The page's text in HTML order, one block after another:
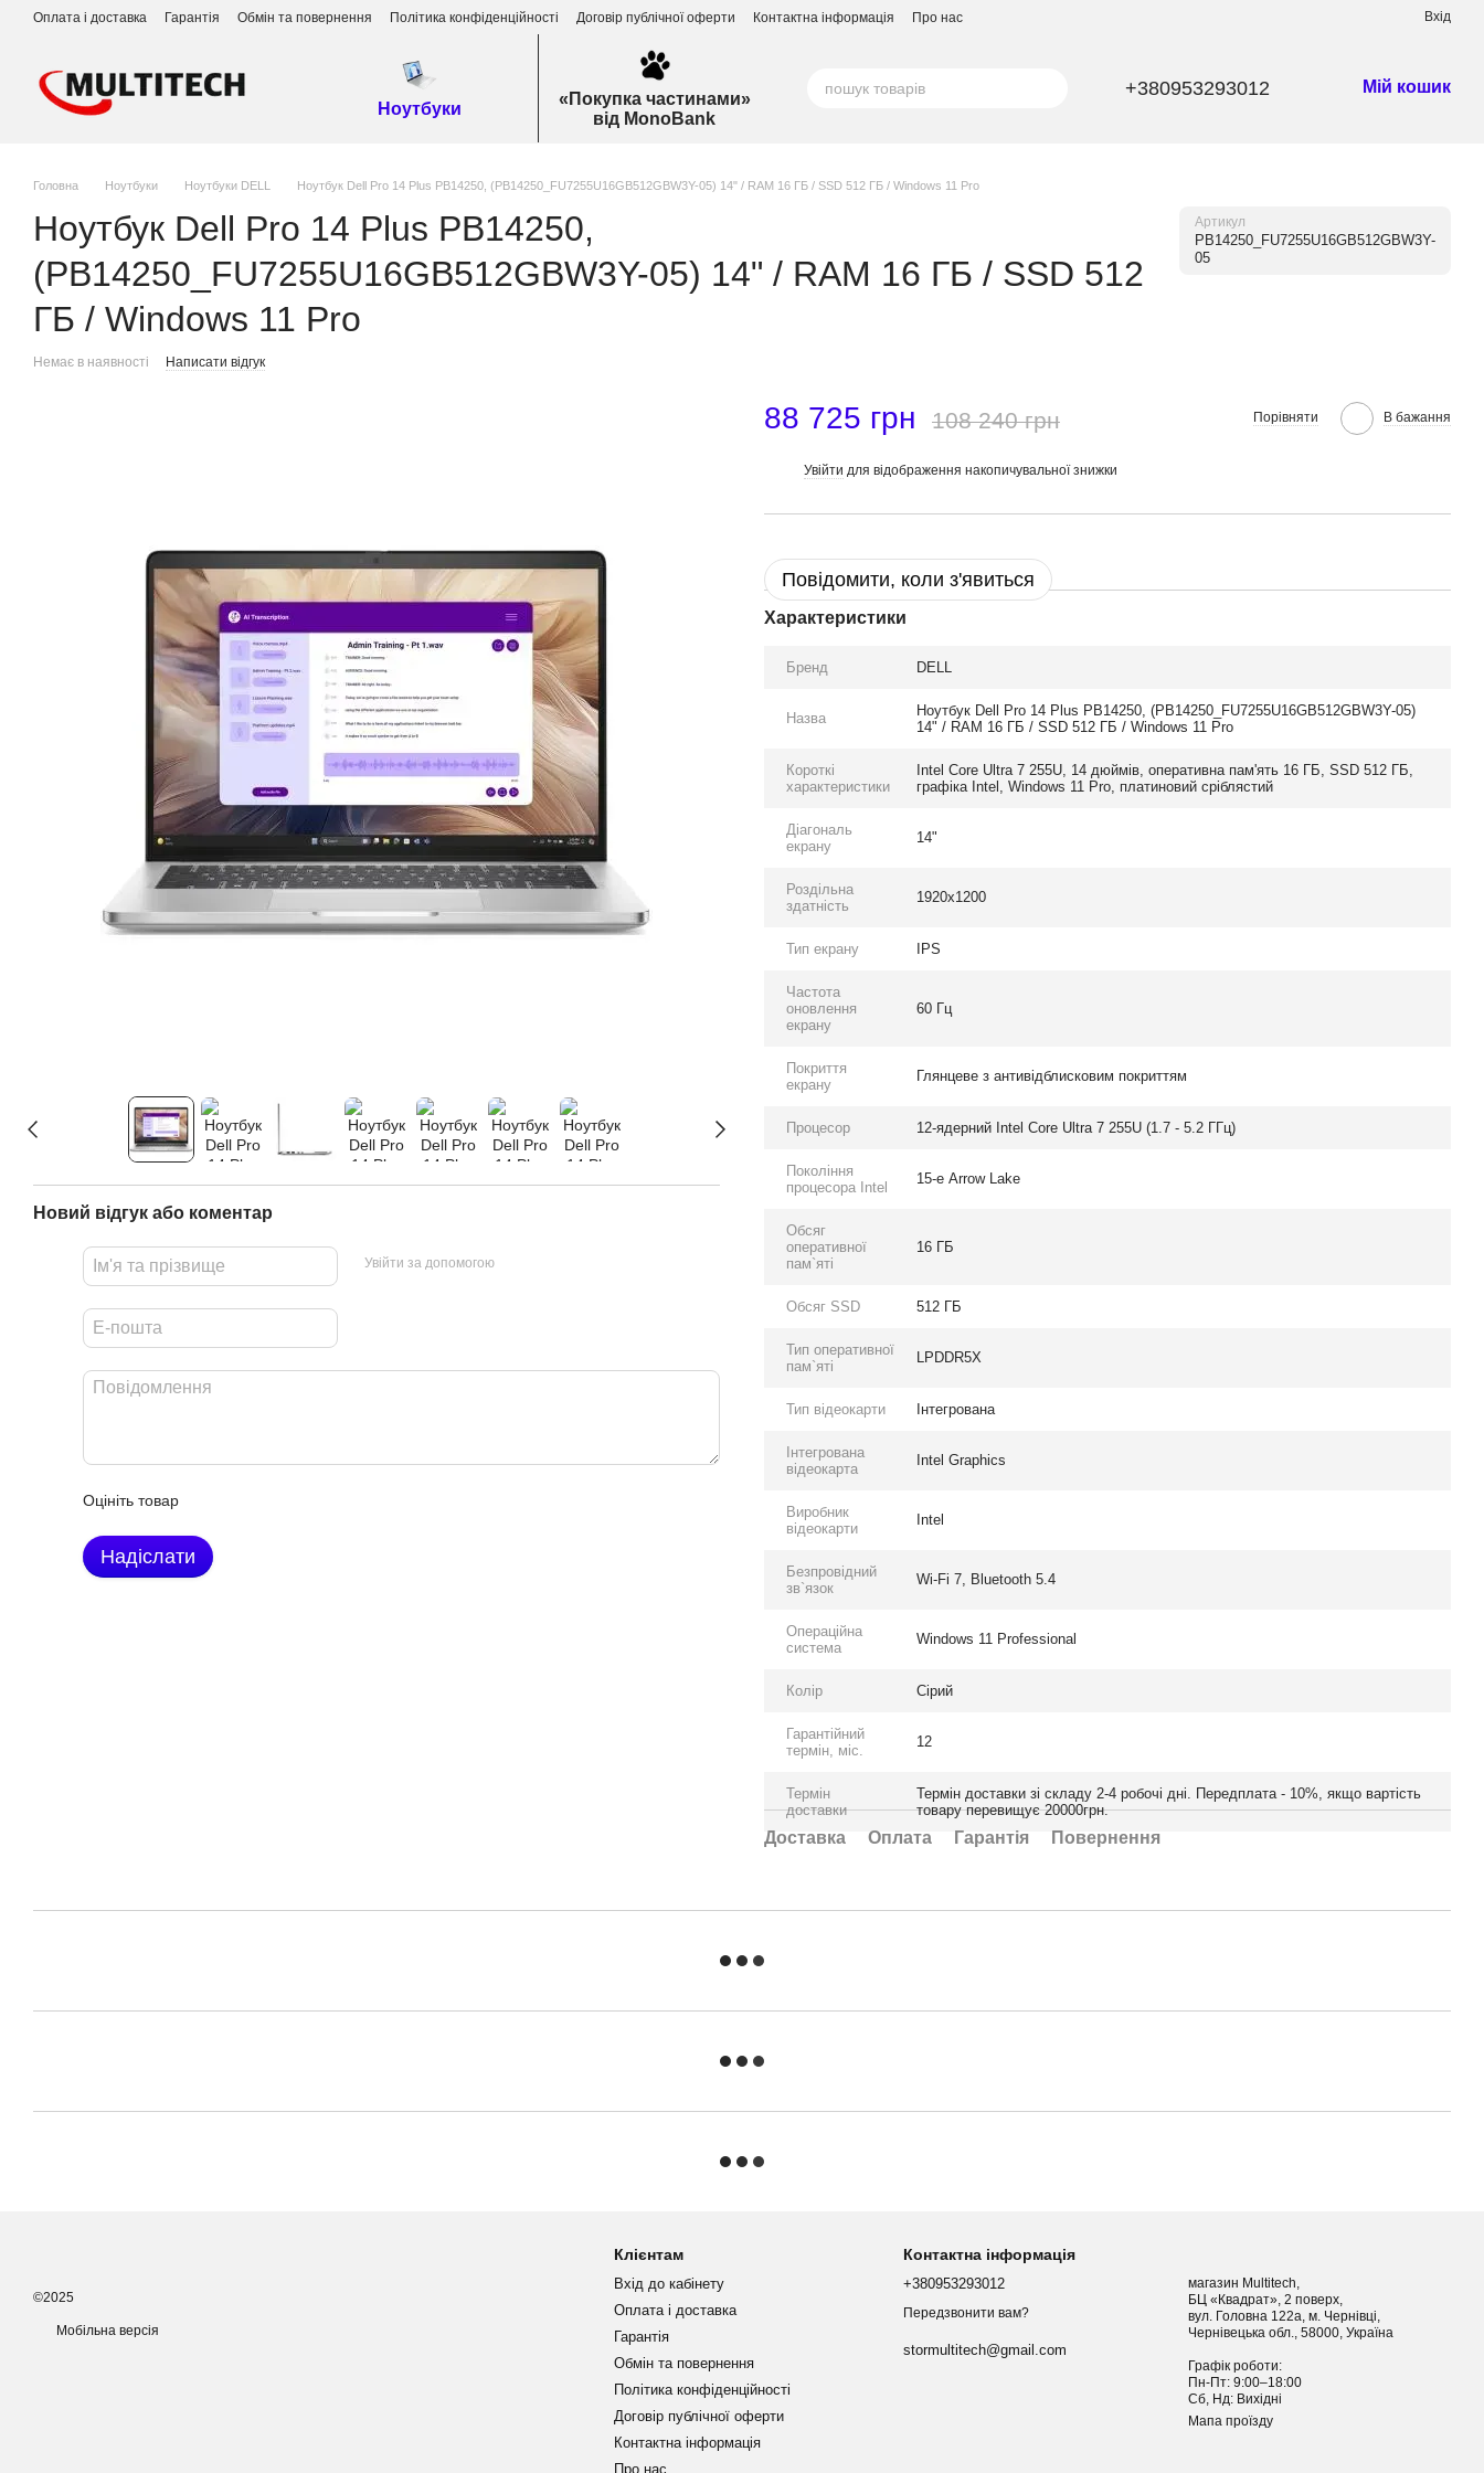
Перейти до основного контенту
Оплата і доставка Гарантія Обмін та повернення Політика конфіденційності Договір публічної оферти Контактна інформація Про нас Вхід
Ноутбуки
«Покупка частинами»
від MonoBank
+380953293012 Мій кошик
Головна Ноутбуки Ноутбуки DELL Ноутбук Dell Pro 14 Plus PB14250, (PB14250_FU7255U16GB512GBW3Y-05) 14" / RAM 16 ГБ / SSD 512 ГБ / Windows 11 Pro
Ноутбук Dell Pro 14 Plus PB14250,
(PB14250_FU7255U16GB512GBW3Y-05) 14" / RAM 16 ГБ / SSD 512
ГБ / Windows 11 Pro
Артикул
PB14250_FU7255U16GB512GBW3Y-
05
Немає в наявності Написати відгук
Новий відгук або коментар
Увійти за допомогою
Оцініть товар
Надіслати
88 725 грн 108 240 грн Порівняти В бажання
Увійти для відображення накопичувальної знижки
Повідомити, коли з'явиться
Характеристики
Бренд DELL
Назва
Ноутбук Dell Pro 14 Plus PB14250, (PB14250_FU7255U16GB512GBW3Y-05)
14" / RAM 16 ГБ / SSD 512 ГБ / Windows 11 Pro
Короткі
характеристики
Intel Core Ultra 7 255U, 14 дюймів, оперативна пам'ять 16 ГБ, SSD 512 ГБ,
графіка Intel, Windows 11 Pro, платиновий сріблястий
Діагональ
екрану
14"
Роздільна
здатність
1920x1200
Тип екрану IPS
Частота
оновлення
екрану
60 Гц
Покриття
екрану
Глянцеве з антивідблисковим покриттям
Процесор 12-ядерний Intel Core Ultra 7 255U (1.7 - 5.2 ГГц)
Покоління
процесора Intel
15-е Arrow Lake
Обсяг
оперативної
пам`яті
16 ГБ
Обсяг SSD 512 ГБ
Тип оперативної
пам`яті
LPDDR5X
Тип відеокарти Інтегрована
Інтегрована
відеокарта
Intel Graphics
Виробник
відеокарти
Intel
Безпровідний
зв`язок
Wi-Fi 7, Bluetooth 5.4
Операційна
система
Windows 11 Professional
Колір Сірий
Гарантійний
термін, міс.
12
Термін
доставки
Термін доставки зі складу 2-4 робочі дні. Передплата - 10%, якщо вартість
товару перевищує 20000грн.
Доставка Оплата Гарантія Повернення
©2025
Мобільна версія
Клієнтам
Вхід до кабінету
Оплата і доставка
Гарантія
Обмін та повернення
Політика конфіденційності
Договір публічної оферти
Контактна інформація
Про нас
Контактна інформація
+380953293012
Передзвонити вам?
stormultitech@gmail.com
магазин Multitech,
БЦ «Квадрат», 2 поверх,
вул. Головна 122а, м. Чернівці,
Чернівецька обл., 58000, Україна
Графік роботи:
Пн-Пт: 9:00–18:00
Сб, Нд: Вихідні
Мапа проїзду